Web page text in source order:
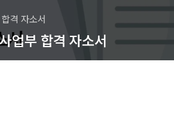
격 자소서
업부 합격 자소서